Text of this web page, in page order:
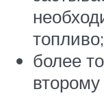
топливо;
более